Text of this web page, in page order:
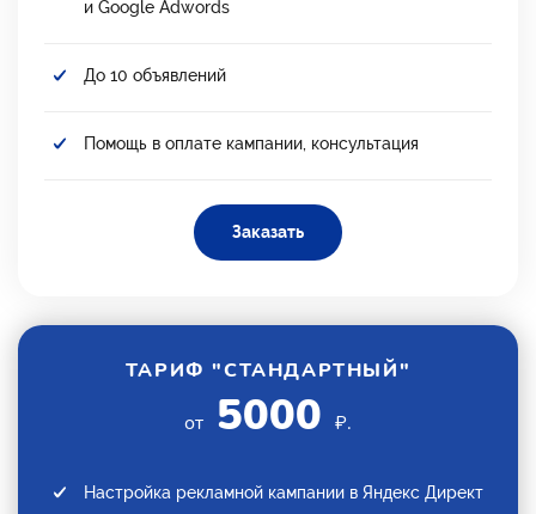
и Google Adwords
До 10 объявлений
Помощь в оплате кампании, консультация
Заказать
ТАРИФ "СТАНДАРТНЫЙ"
от 5000 ₽.
Настройка рекламной кампании в Яндекс Директ